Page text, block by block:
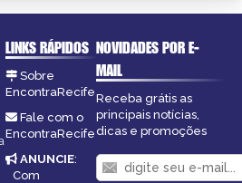
LINKS RÁPIDOS
Sobre
EncontraRecife
Fale com o
EncontraRecife
ANUNCIE:
Com
NOVIDADES POR E-
MAIL
Receba grátis as
principais notícias,
dicas e promoções